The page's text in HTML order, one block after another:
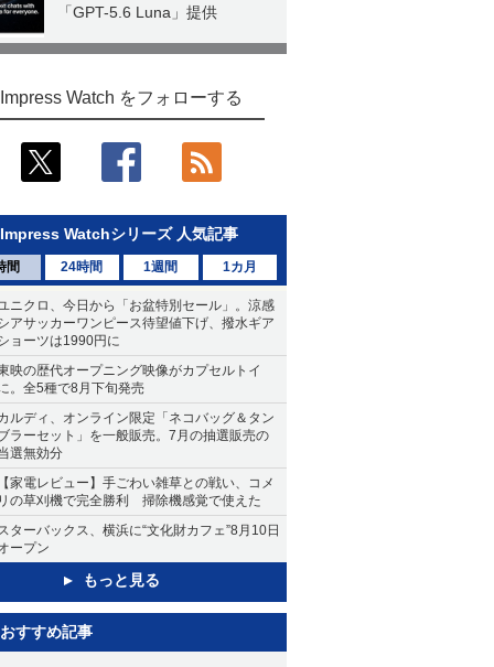
「GPT-5.6 Luna」提供
Impress Watch をフォローする
Impress Watchシリーズ 人気記事
間 24時間 1週間 1カ月
ニクロ、今日から「お盆特別セール」。涼感
アサッカーワンピース待望値下げ、撥水ギア
ョーツは1990円に
映の歴代オープニング映像がカプセルトイ
。全5種で8月下旬発売
ルディ、オンライン限定「ネコバッグ＆タン
ラーセット」を一般販売。7月の抽選販売の
選無効分
家電レビュー】手ごわい雑草との戦い、コメ
の草刈機で完全勝利 掃除機感覚で使えた
ターバックス、横浜に“文化財カフェ”8月10日
ープン
もっと見る
おすすめ記事